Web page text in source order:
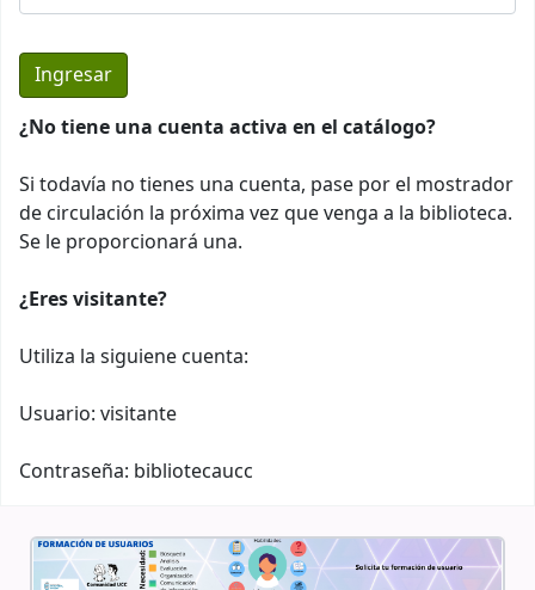
¿No tiene una cuenta activa en el catálogo?
Si todavía no tienes una cuenta, pase por el mostrador
de circulación la próxima vez que venga a la biblioteca.
Se le proporcionará una.
¿Eres visitante?
Utiliza la siguiene cuenta:
Usuario: visitante
Contraseña: bibliotecaucc